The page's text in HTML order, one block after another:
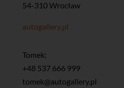
54-310 Wrocław
autogallery.pl
Tomek:
+48 537 666 999
tomek@autogallery.pl